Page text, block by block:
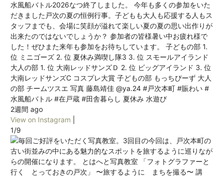
水風船バトル2026なつ終了しました。 今年も多くの参加をいた
だきました戸次の夏の恒例行事。子どもも大人も応援する人もス
タッフまでも、会場に笑顔が溢れて楽しい夏の夏の思い出作りが
出来たのではないでしょうか？ 参加者の皆様暑い中お疲れ様で
した！ぜひまた来年も参加をお待ちしています。 子どもの部 1.
位 ミニゴーズ 2. 位 夏休み満喫し隊3 3. 位 スモールアイランド
大人の部 1. 位 大南レッドサンズＤ 2. 位 ビッグアイランド 3. 位
大南レッドサンズC コスプレ大賞 子どもの部 もっちぴーず 大人
の部 チームツスエ 写真 藤島靖佳 @ya.24 #戸次本町 #賑わい #
水風船バトル #在戸蔵 #田舎暮らし 夏休み 水遊び
2週間 ago
View on Instagram
1/9